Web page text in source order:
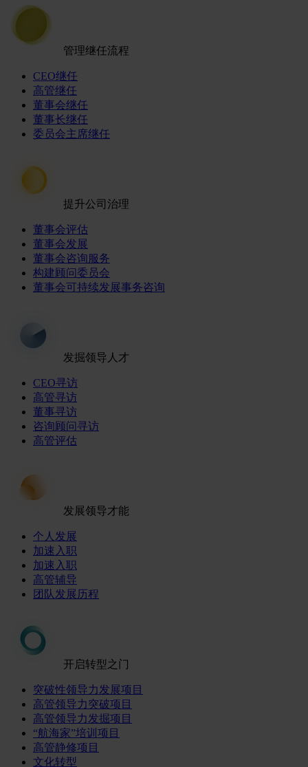
管理继任流程
CEO继任
高管继任
董事会继任
董事长继任
委员会主席继任
提升公司治理
董事会评估
董事会发展
董事会咨询服务
构建顾问委员会
董事会可持续发展事务咨询
发掘领导人才
CEO寻访
高管寻访
董事寻访
咨询顾问寻访
高管评估
发展领导才能
个人发展
加速入职
加速入职
高管辅导
团队发展历程
开启转型之门
突破性领导力发展项目
高管领导力突破项目
高管领导力发掘项目
“航海家”培训项目
高管静修项目
文化转型